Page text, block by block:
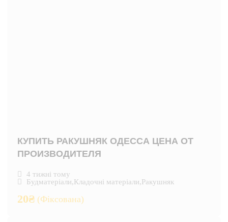
КУПИТЬ РАКУШНЯК ОДЕССА ЦЕНА ОТ
ПРОИЗВОДИТЕЛЯ
4 тижні тому
Будматеріали,Кладочні матеріали,Ракушняк
20₴ (Фіксована)